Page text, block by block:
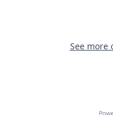
See more